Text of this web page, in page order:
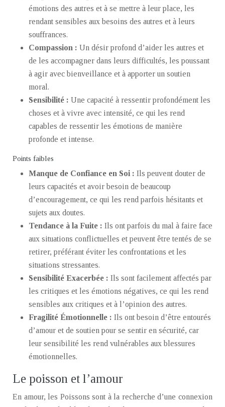
émotions des autres et à se mettre à leur place, les
rendant sensibles aux besoins des autres et à leurs
souffrances.
Compassion : Un désir profond d’aider les autres et
de les accompagner dans leurs difficultés, les poussant
à agir avec bienveillance et à apporter un soutien
moral.
Sensibilité : Une capacité à ressentir profondément les
choses et à vivre avec intensité, ce qui les rend
capables de ressentir les émotions de manière
profonde et intense.
Points faibles
Manque de Confiance en Soi : Ils peuvent douter de
leurs capacités et avoir besoin de beaucoup
d’encouragement, ce qui les rend parfois hésitants et
sujets aux doutes.
Tendance à la Fuite : Ils ont parfois du mal à faire face
aux situations conflictuelles et peuvent être tentés de se
retirer, préférant éviter les confrontations et les
situations stressantes.
Sensibilité Exacerbée : Ils sont facilement affectés par
les critiques et les émotions négatives, ce qui les rend
sensibles aux critiques et à l’opinion des autres.
Fragilité Émotionnelle : Ils ont besoin d’être entourés
d’amour et de soutien pour se sentir en sécurité, car
leur sensibilité les rend vulnérables aux blessures
émotionnelles.
Le poisson et l’amour
En amour, les Poissons sont à la recherche d’une connexion